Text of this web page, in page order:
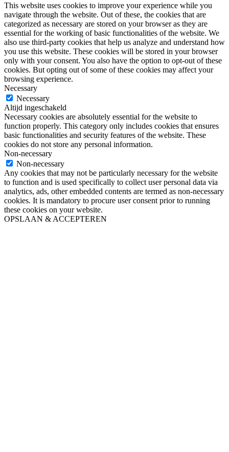
This website uses cookies to improve your experience while you
navigate through the website. Out of these, the cookies that are
categorized as necessary are stored on your browser as they are
essential for the working of basic functionalities of the website. We
also use third-party cookies that help us analyze and understand how
you use this website. These cookies will be stored in your browser
only with your consent. You also have the option to opt-out of these
cookies. But opting out of some of these cookies may affect your
browsing experience.
Necessary
Necessary
Altijd ingeschakeld
Necessary cookies are absolutely essential for the website to
function properly. This category only includes cookies that ensures
basic functionalities and security features of the website. These
cookies do not store any personal information.
Non-necessary
Non-necessary
Any cookies that may not be particularly necessary for the website
to function and is used specifically to collect user personal data via
analytics, ads, other embedded contents are termed as non-necessary
cookies. It is mandatory to procure user consent prior to running
these cookies on your website.
OPSLAAN & ACCEPTEREN